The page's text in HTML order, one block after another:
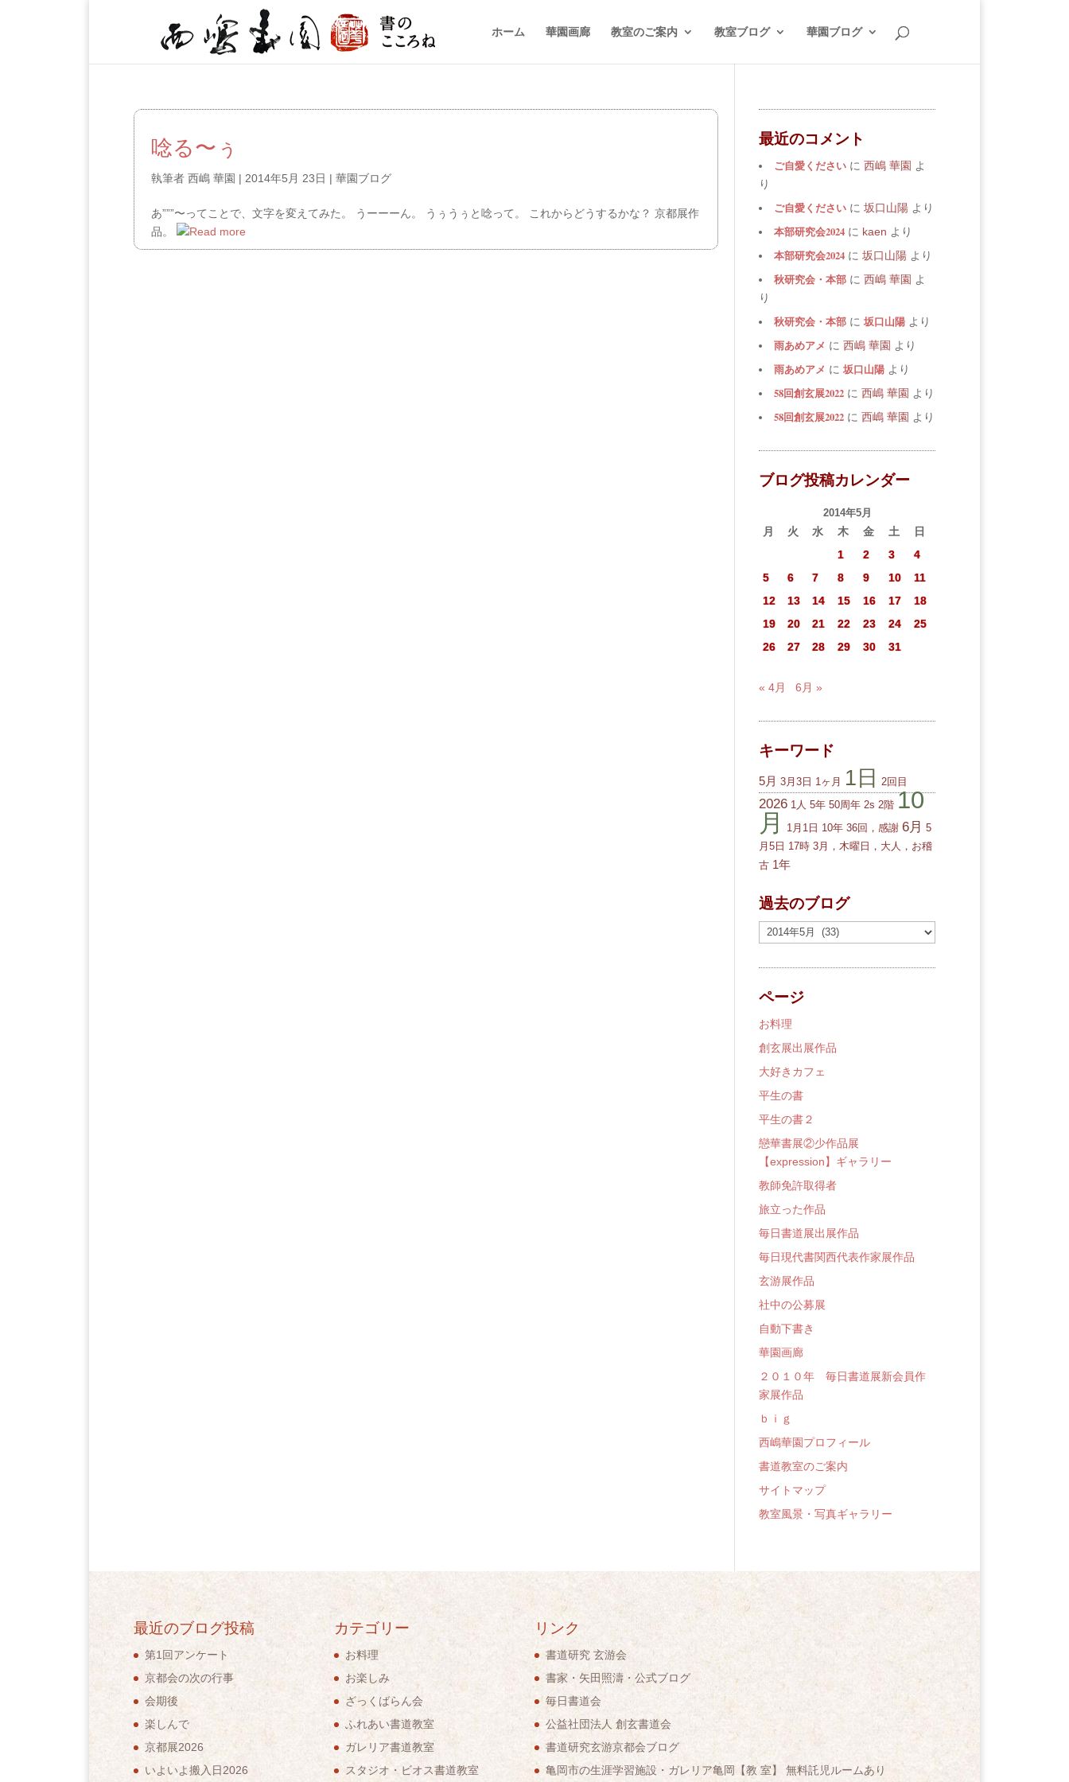
ホーム 華園画廊 教室のご案内 教室ブログ 華園ブログ
唸る〜ぅ
執筆者 西嶋 華園 | 2014年5月 23日 | 華園ブログ
あ”””〜ってことで、文字を変えてみた。 うーーーん。 うぅうぅと唸って。 これからどうするかな？ 京都展作
品。
最近のコメント
ご自愛ください に 西嶋 華園 よ
り
ご自愛ください に 坂口山陽 より
本部研究会2024 に kaen より
本部研究会2024 に 坂口山陽 より
秋研究会・本部 に 西嶋 華園 よ
り
秋研究会・本部 に 坂口山陽 より
雨あめアメ に 西嶋 華園 より
雨あめアメ に 坂口山陽 より
58回創玄展2022 に 西嶋 華園 より
58回創玄展2022 に 西嶋 華園 より
ブログ投稿カレンダー
2014年5月
月 火 水 木 金 土
日
1
2 3
4
5
6 7 8 9 10
11
12
13 14 15 16 17
18
19
20 21 22 23 24
25
26
27 28 29 30 31
« 4月 6月 »
キーワード
5月 3月3日 1ヶ月 1日 2回目
2026 1人 5年 50周年 2s 2階 10
月
1月1日 10年 36回，感謝 6月 5
月5日 17時 3月，木曜日，大人，お稽
古 1年
過去のブログ
過
去
の
ロ
グ
ページ
お料理
創玄展出展作品
大好きカフェ
平生の書
平生の書２
戀華書展②少作品展
【expression】ギャラリー
教師免許取得者
旅立った作品
毎日書道展出展作品
毎日現代書関西代表作家展作品
玄游展作品
社中の公募展
自動下書き
華園画廊
２０１０年 毎日書道展新会員作
家展作品
ｂｉｇ
西嶋華園プロフィール
書道教室のご案内
サイトマップ
教室風景・写真ギャラリー
最近のブログ投稿
第1回アンケート
京都会の次の行事
会期後
楽しんで
京都展2026
いよいよ搬入日2026
カテゴリー
お料理
お楽しみ
ざっくばらん会
ふれあい書道教室
ガレリア書道教室
スタジオ・ビオス書道教室
リンク
書道研究 玄游会
書家・矢田照濤・公式ブログ
毎日書道会
公益社団法人 創玄書道会
書道研究玄游京都会ブログ
亀岡市の生涯学習施設・ガレリア亀岡【教 室】 無料託児ルームあり